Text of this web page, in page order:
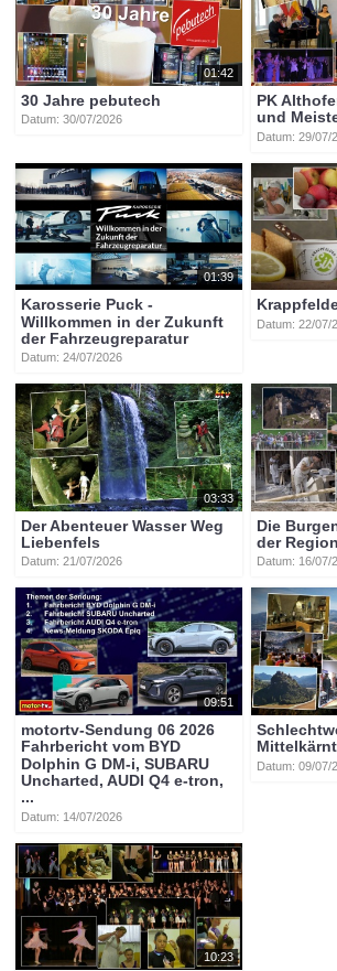
Themen » Veranstaltungen
Tags:
btv-kärnten
btv kärnten mittelkärnten
generationentreffen
01:42
30 Jahre pebutech
Datum: 30/07/2026
PK
und
Datum: 29/07/
01:39
Karosserie Puck -
Willkommen in der Zukunft
der Fahrzeugreparatur
Datum: 24/07/2026
Datum: 22/07/
03:33
Der Abenteuer Wasser Weg
Liebenfels
Datum: 21/07/2026
Die
der
Datum: 16/07/
09:51
motortv-Sendung 06 2026
Fahrbericht vom BYD
Dolphin G DM-i, SUBARU
Uncharted, AUDI Q4 e-tron,
...
Datum: 14/07/2026
Datum: 09/07/
10:23